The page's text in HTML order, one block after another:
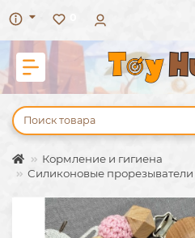
Кормление и гигиена
Силиконовые